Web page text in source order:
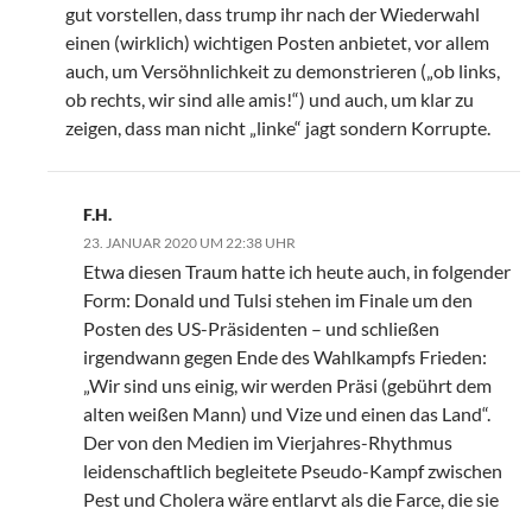
gut vorstellen, dass trump ihr nach der Wiederwahl
einen (wirklich) wichtigen Posten anbietet, vor allem
auch, um Versöhnlichkeit zu demonstrieren („ob links,
ob rechts, wir sind alle amis!“) und auch, um klar zu
zeigen, dass man nicht „linke“ jagt sondern Korrupte.
F.H.
23. JANUAR 2020 UM 22:38 UHR
Etwa diesen Traum hatte ich heute auch, in folgender
Form: Donald und Tulsi stehen im Finale um den
Posten des US-Präsidenten – und schließen
irgendwann gegen Ende des Wahlkampfs Frieden:
„Wir sind uns einig, wir werden Präsi (gebührt dem
alten weißen Mann) und Vize und einen das Land“.
Der von den Medien im Vierjahres-Rhythmus
leidenschaftlich begleitete Pseudo-Kampf zwischen
Pest und Cholera wäre entlarvt als die Farce, die sie